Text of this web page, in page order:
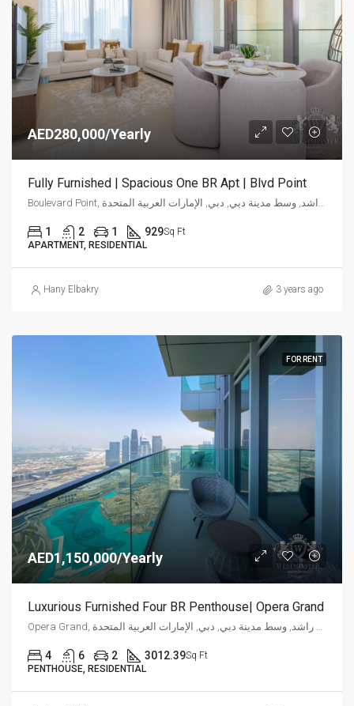
AED280,000/Yearly
Fully Furnished | Spacious One BR Apt | Blvd Point
Boulevard Point, شارع الشيخ محمد بن راشد, وسط مدينة دبي, دبي, الإمارات العربية المتحدة
1 2 1 929Sq Ft
APARTMENT, RESIDENTIAL
Hany Elbakry 3 years ago
FOR RENT
AED1,150,000/Yearly
Luxurious Furnished Four BR Penthouse| Opera Grand
4 6 2 3012.39Sq Ft
PENTHOUSE, RESIDENTIAL